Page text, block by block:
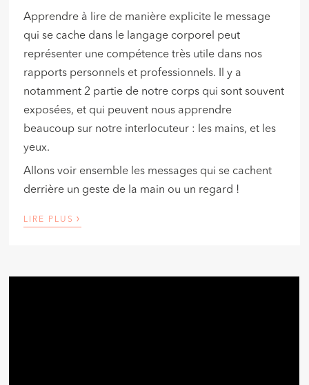
Apprendre à lire de manière explicite le message
qui se cache dans le langage corporel peut
représenter une compétence très utile dans nos
rapports personnels et professionnels. Il y a
notamment 2 partie de notre corps qui sont souvent
exposées, et qui peuvent nous apprendre
beaucoup sur notre interlocuteur : les mains, et les
yeux.
Allons voir ensemble les messages qui se cachent
derrière un geste de la main ou un regard !
LIRE PLUS ›